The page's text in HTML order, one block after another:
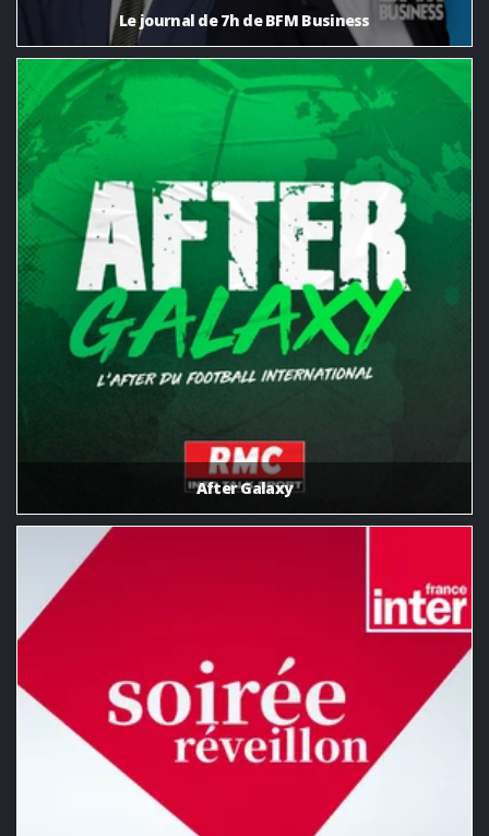
Le journal de 7h de BFM Business
After Galaxy